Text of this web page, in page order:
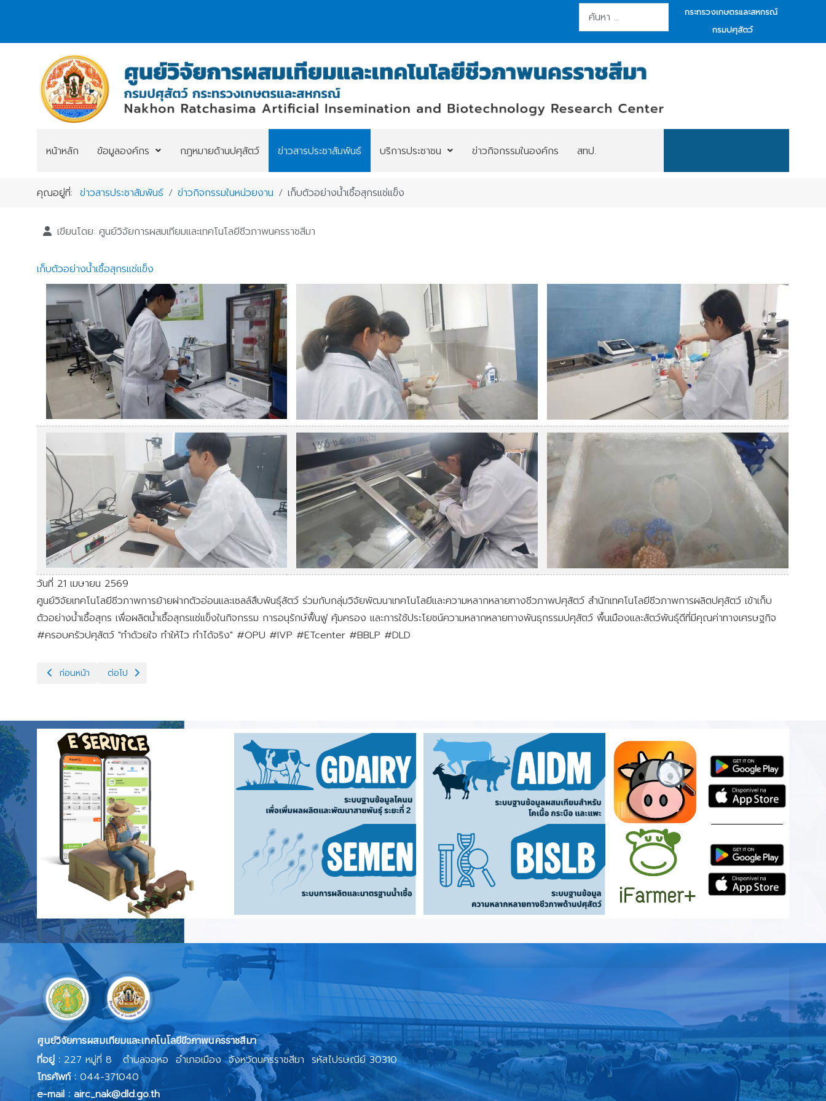
การค้นหา
กระทรวงเกษตรและสหกรณ์
กรมปศุสัตว์
หน้าหลัก ข้อมูลองค์กร กฎหมายด้านปศุสัตว์ ข่าวสารประชาสัมพันธ์ บริการประชาชน ข่าวกิจกรรมในองค์กร สทป.
คุณอยู่ที่:ข่าวสารประชาสัมพันธ์ ข่าวกิจกรรมในหน่วยงาน เก็บตัวอย่างน้ำเชื้อสุกรแช่แข็ง
เขียนโดย:ศูนย์วิจัยการผสมเทียมและเทคโนโลยีชีวภาพนครราชสีมา
เก็บตัวอย่างน้ำเชื้อสุกรแช่แข็ง
วันที่ 21 เมษายน 2569
ศูนย์วิจัยเทคโนโลยีชีวภาพการย้ายฝากตัวอ่อนและเซลล์สืบพันธุ์สัตว์ ร่วมกับกลุ่มวิจัยพัฒนาเทคโนโลยีและความหลากหลายทางชีวภาพปศุสัตว์ สำนักเทคโนโลยีชีวภาพการผลิตปศุสัตว์ เข้าเก็บ
ตัวอย่างน้ำเชื้อสุกร เพื่อผลิตน้ำเชื้อสุกรแช่แข็งในกิจกรรม การอนุรักษ์ฟื้นฟู คุ้มครอง และการใช้ประโยชน์ความหลากหลายทางพันธุกรรมปศุสัตว์ พื้นเมืองและสัตว์พันธุ์ดีที่มีคุณค่าทางเศรษฐกิจ
#ครอบครัวปศุสัตว์ "ทำด้วยใจ ทำให้ไว ทำได้จริง" #OPU #IVP #ETcenter #BBLP #DLD
เนื้อหาก่อนหน้า: ตรวจคัดเลือกระบบสืบพันธุ์แม่โคตัวรับ
ก่อนหน้า เนื้อหาถัดไป: อบรมหลักสูตรการปฏิบัติงานกับตัวอ่อน
ต่อไป
ศูนย์วิจัยการผสมเทียมและเทคโนโลยีขีวภาพนครราชสีมา
ที่อยู่ : 227 หมู่ที่ 8 ตำบลจอหอ อำเภอเมือง จังหวัดนครราชสีมา รหัสไปรษณีย์ 30310
โทรศัพท์ :044-371040
e-mail : airc_nak@dld.go.th